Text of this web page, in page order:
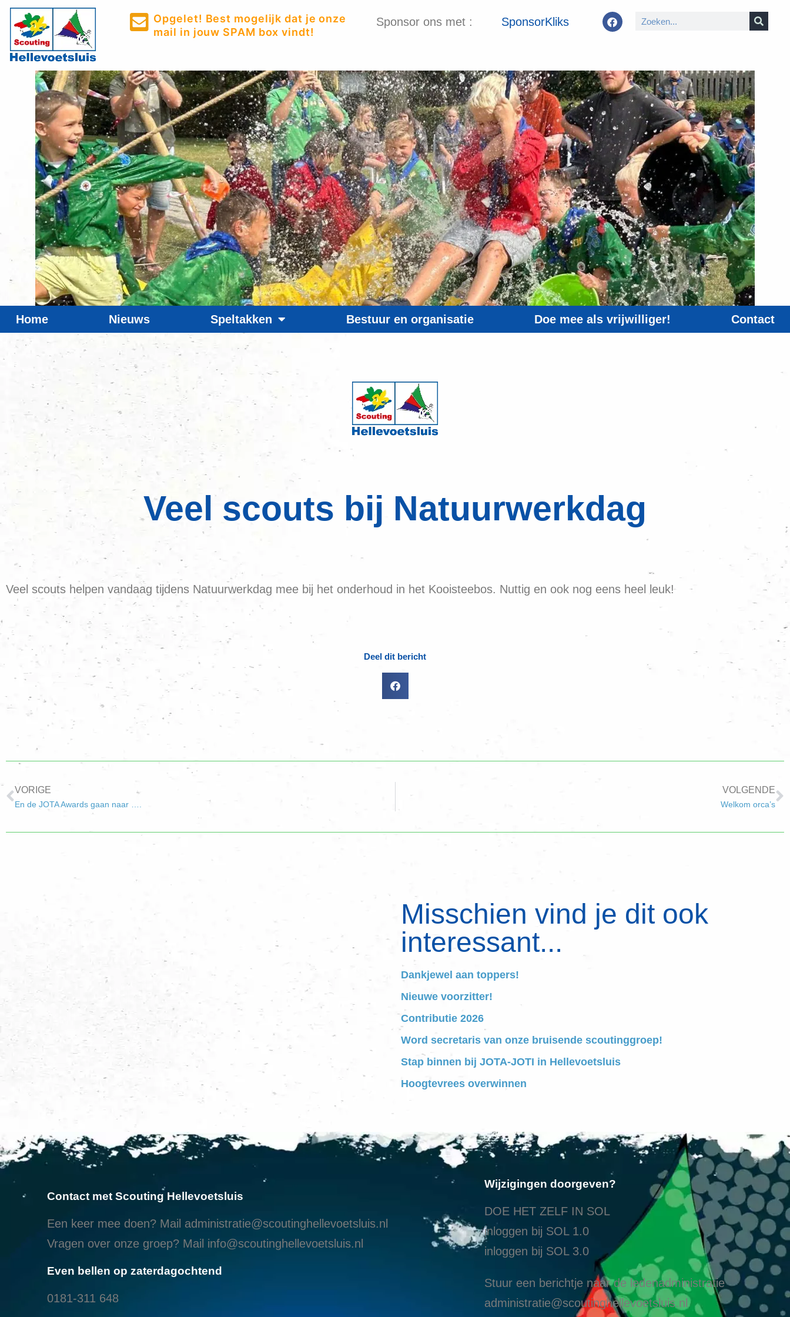
Opgelet! Best mogelijk dat je onze
mail in jouw SPAM box vindt!
Sponsor ons met : SponsorKliks
Home Nieuws Speltakken Bestuur en organisatie Doe mee als vrijwilliger! Contact
Veel scouts bij Natuurwerkdag
Veel scouts helpen vandaag tijdens Natuurwerkdag mee bij het onderhoud in het Kooisteebos. Nuttig en ook nog eens heel leuk!
Deel dit bericht
VORIGE
En de JOTA Awards gaan naar ….
VOLGENDE
Welkom orca’s
Misschien vind je dit ook
interessant...
Dankjewel aan toppers!
Nieuwe voorzitter!
Contributie 2026
Word secretaris van onze bruisende scoutinggroep!
Stap binnen bij JOTA-JOTI in Hellevoetsluis
Hoogtevrees overwinnen
Contact met Scouting Hellevoetsluis
Een keer mee doen? Mail administratie@scoutinghellevoetsluis.nl
Vragen over onze groep? Mail info@scoutinghellevoetsluis.nl
Even bellen op zaterdagochtend
0181-311 648
Wijzigingen doorgeven?
DOE HET ZELF IN SOL
inloggen bij SOL 1.0
inloggen bij SOL 3.0
Stuur een berichtje naar de ledenadministratie
administratie@scoutinghellevoetsluis.nl